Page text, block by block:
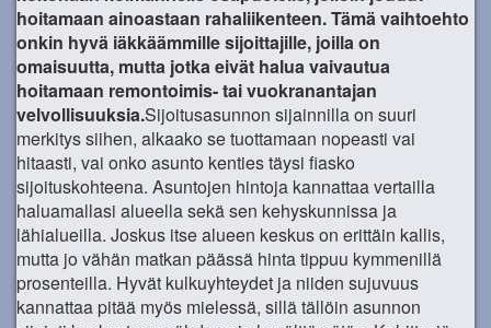
hoitamaan ainoastaan rahaliikenteen. Tämä vaihtoehto
onkin hyvä iäkkäämmille sijoittajille, joilla on
omaisuutta, mutta jotka eivät halua vaivautua
hoitamaan remontoimis- tai vuokranantajan
velvollisuuksia.Sijoitusasunnon sijainnilla on suuri
merkitys siihen, alkaako se tuottamaan nopeasti vai
hitaasti, vai onko asunto kenties täysi fiasko
sijoituskohteena. Asuntojen hintoja kannattaa vertailla
haluamallasi alueella sekä sen kehyskunnissa ja
lähialueilla. Joskus itse alueen keskus on erittäin kallis,
mutta jo vähän matkan päässä hinta tippuu kymmenillä
prosenteilla. Hyvät kulkuyhteydet ja niiden sujuvuus
kannattaa pitää myös mielessä, sillä tällöin asunnon